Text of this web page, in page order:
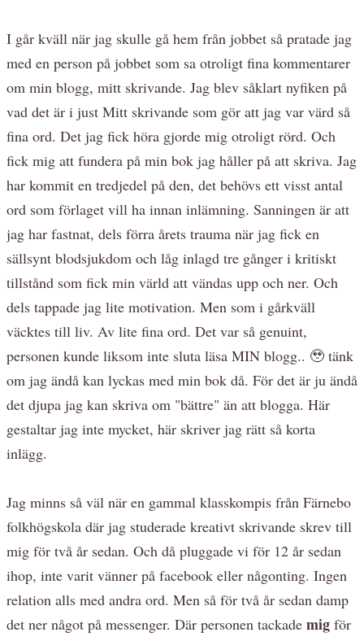
I går kväll när jag skulle gå hem från jobbet så pratade jag
med en person på jobbet som sa otroligt fina kommentarer
om min blogg, mitt skrivande. Jag blev såklart nyfiken på
vad det är i just Mitt skrivande som gör att jag var värd så
fina ord. Det jag fick höra gjorde mig otroligt rörd. Och
fick mig att fundera på min bok jag håller på att skriva. Jag
har kommit en tredjedel på den, det behövs ett visst antal
ord som förlaget vill ha innan inlämning. Sanningen är att
jag har fastnat, dels förra årets trauma när jag fick en
sällsynt blodsjukdom och låg inlagd tre gånger i kritiskt
tillstånd som fick min värld att vändas upp och ner. Och
dels tappade jag lite motivation. Men som i gårkväll
väcktes till liv. Av lite fina ord. Det var så genuint,
personen kunde liksom inte sluta läsa MIN blogg.. 🥹 tänk
om jag ändå kan lyckas med min bok då. För det är ju ändå
det djupa jag kan skriva om "bättre" än att blogga. Här
gestaltar jag inte mycket, här skriver jag rätt så korta
inlägg.
Jag minns så väl när en gammal klasskompis från Färnebo
folkhögskola där jag studerade kreativt skrivande skrev till
mig för två år sedan. Och då pluggade vi för 12 år sedan
ihop, inte varit vänner på facebook eller någonting. Ingen
relation alls med andra ord. Men så för två år sedan damp
det ner något på messenger. Där personen tackade mig för